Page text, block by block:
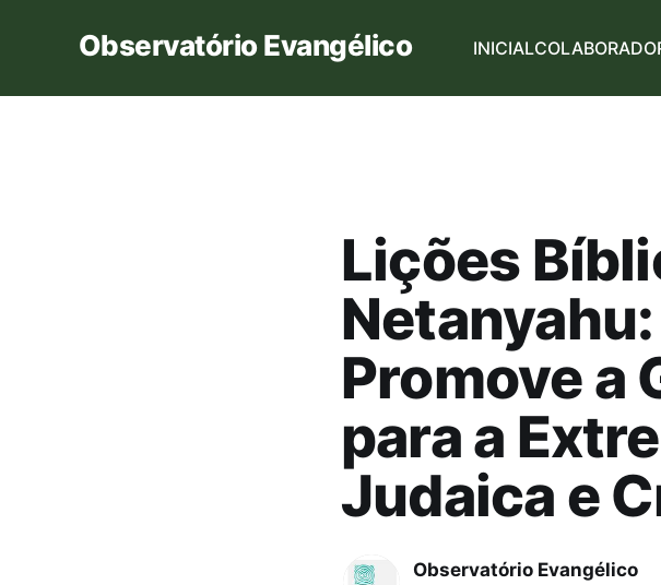
Observatório Evangélico INICIAL
Lições
Promove a
para a
Judaica e
Observatório Evangélico